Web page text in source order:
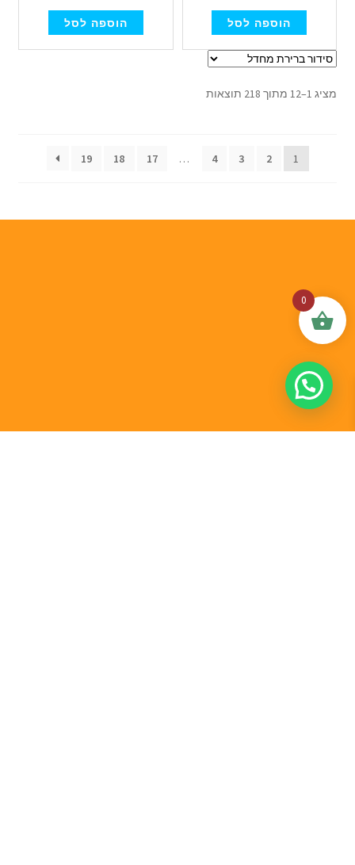
הוספה לסל הוספה לסל
מציג 1–12 מתוך 218 תוצאות
1
2
3
4
…
17
18
19
0